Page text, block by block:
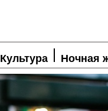
Культура Ночная